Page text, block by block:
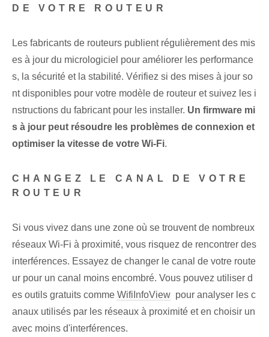
DE VOTRE ROUTEUR
Les fabricants de routeurs publient régulièrement des mis
es à jour du micrologiciel pour améliorer les performance
s, la sécurité et la stabilité. Vérifiez si des mises à jour so
nt disponibles pour votre modèle de routeur et suivez les i
nstructions du fabricant pour les installer. Un firmware mi
s à jour peut résoudre les problèmes de connexion et
optimiser la vitesse de votre Wi-Fi.
CHANGEZ LE CANAL DE VOTRE
ROUTEUR
Si vous vivez dans une zone où se trouvent de nombreux
réseaux Wi-Fi à proximité, vous risquez de rencontrer des
interférences. Essayez de changer le canal de votre route
ur pour⁤ un canal⁢ moins encombré. Vous pouvez utiliser d
es outils gratuits comme WifiInfoView ​ pour analyser les c
anaux utilisés par les réseaux à proximité ⁤et en choisir un
⁢avec moins d'interférences.